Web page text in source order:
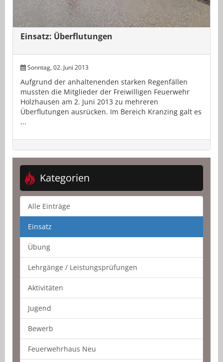
Einsatz: Überflutungen
Sonntag, 02. Juni 2013
Aufgrund der anhaltenenden starken Regenfällen
mussten die Mitglieder der Freiwilligen Feuerwehr
Holzhausen am 2. Juni 2013 zu mehreren
Überflutungen ausrücken. Im Bereich Kranzing galt es
...
Kategorien
Alle Einträge
Einsatz
Übung
Lehrgänge / Leistungsprüfungen
Aktivitäten
Jugend
Bewerb
Feuerwehrhaus Neu